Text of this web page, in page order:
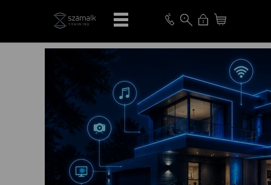
VISSZA